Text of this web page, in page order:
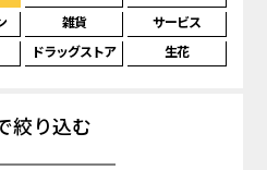
雑貨
サービス
ドラッグストア 生花
絞り込む